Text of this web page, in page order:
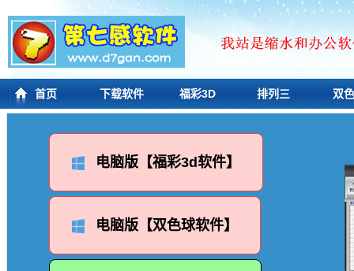
首页 下载软件 福彩3D 排列三 双
电脑版【福彩3d软件】
电脑版【双色球软件】